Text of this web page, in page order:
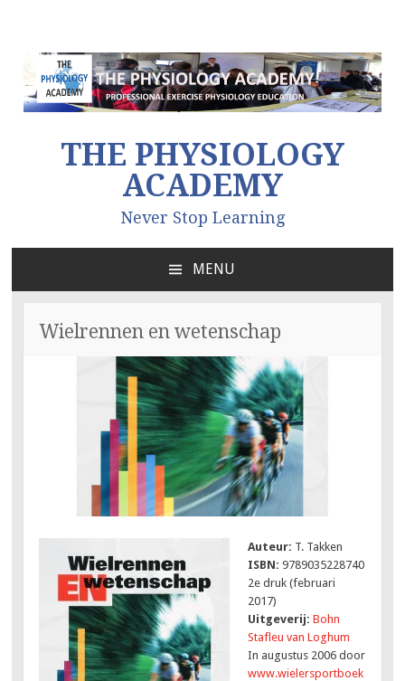
THE PHYSIOLOGY
ACADEMY
Never Stop Learning
MENU
INHOUD
SPRINGEN
Wielrennen en wetenschap
Auteur: T. Takken
ISBN: 9789035228740
2e druk (februari
2017)
Uitgeverij: Bohn
Stafleu van Loghum
In augustus 2006 door
www.wielersportboek